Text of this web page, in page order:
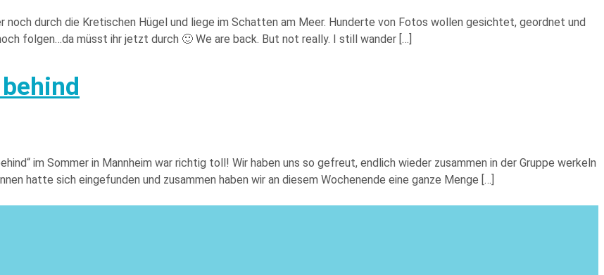
noch durch die Kretischen Hügel und liege im Schatten am Meer. Hunderte von Fotos wollen gesichtet, geordnet und
folgen…da müsst ihr jetzt durch 🙂 We are back. But not really. I still wander […]
im Sommer in Mannheim war richtig toll! Wir haben uns so gefreut, endlich wieder zusammen in der Gruppe werkeln
hatte sich eingefunden und zusammen haben wir an diesem Wochenende eine ganze Menge […]